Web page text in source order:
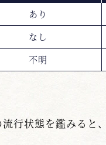
あり
なし
不明
行状態を鑑みると